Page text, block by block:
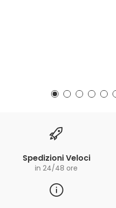
Spedizioni Veloci
in 24/48 ore